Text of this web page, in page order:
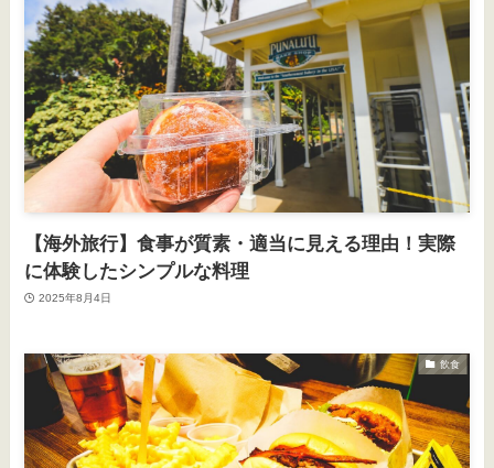
【海外旅行】食事が質素・適当に見える理由！実際
に体験したシンプルな料理
2025年8月4日
飲食